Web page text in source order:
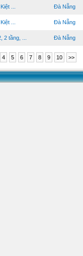
... Đà Nẵng
... Đà Nẵng
2 tầng, ... Đà Nẵng
4 5 6 7 8 9 10 >>